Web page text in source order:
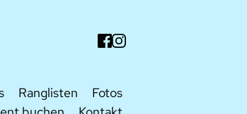
Ranglisten
Fotos